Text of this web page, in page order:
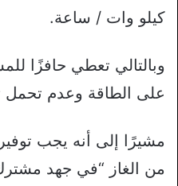
كيلو وات / ساعة.
وبالتالي تعطي حافزًا
على الطاقة وعدم تحمل
من الغاز “في جهد